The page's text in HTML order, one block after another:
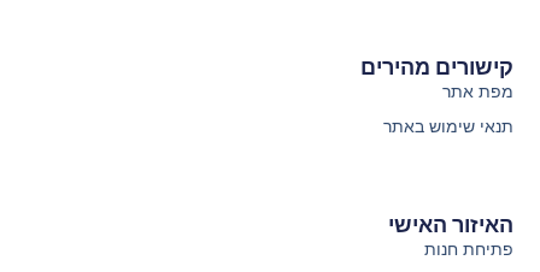
האיזור האישי
פתיחת חנות
קישורים מהירים
מפת אתר
תנאי שימוש באתר